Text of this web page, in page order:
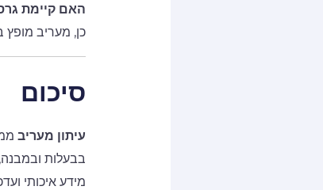
האם קיימת
כן, מעריב מופץ
סיכום
עיתון מעריב
בבעלות
מידע איכותי